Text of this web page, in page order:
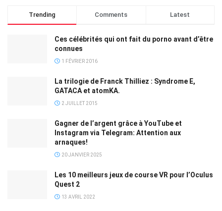
Trending Comments Latest
Ces célébrités qui ont fait du porno avant d’être
connues
1 FÉVRIER 2016
La trilogie de Franck Thilliez : Syndrome E,
GATACA et atomKA.
2 JUILLET 2015
Gagner de l’argent grâce à YouTube et
Instagram via Telegram: Attention aux
arnaques!
20 JANVIER 2025
Les 10 meilleurs jeux de course VR pour l’Oculus
Quest 2
13 AVRIL 2022